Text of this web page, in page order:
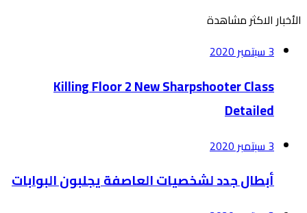
الأخبار الاكثر مشاهدة
3 سبتمبر 2020
Killing Floor 2 New Sharpshooter Class
Detailed
3 سبتمبر 2020
أبطال جدد لشخصيات العاصفة يجلبون البوابات